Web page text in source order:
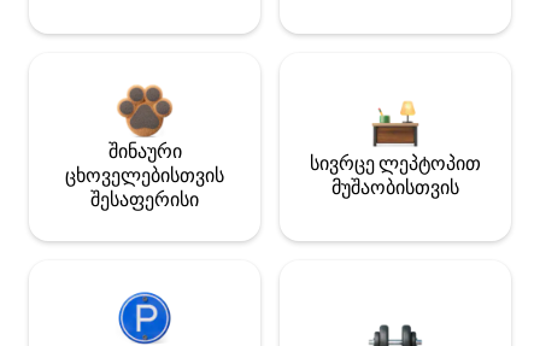
შინაური
ცხოველებისთვის
შესაფერისი
სივრცე ლეპტოპით
მუშაობისთვის